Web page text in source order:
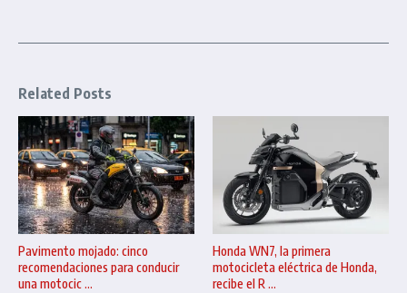
Related Posts
Pavimento mojado: cinco
recomendaciones para conducir
una motocic ...
Honda WN7, la primera
motocicleta eléctrica de Honda,
recibe el R ...